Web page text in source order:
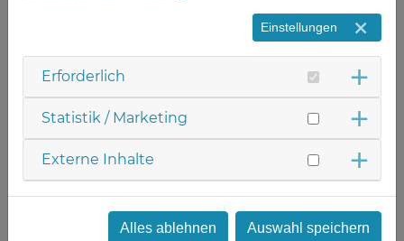
Pflegefachfrauen und -männer des
Krankenhäuser St. Josef und St. Maria
sowie 13 angehende
Krankenpflegehelfer/innen der Caritas-
Häuser ihre Ausbildung an unseren
Berufsfachschulen gestartet! Wir
begrüßen Euch alle sehr herzlich bei
uns und wünsche allen eine tolle
Startzeit, viele gute Eindrücke und
Einstellungen
Erforderlich
Statistik / Marketing
Externe Inhalte
Alles ablehnen Auswahl speichern